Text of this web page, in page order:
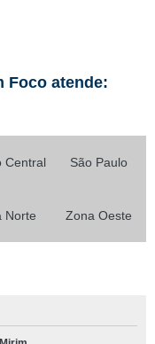
Foco atende:
Central São Paulo
Norte Zona Oeste